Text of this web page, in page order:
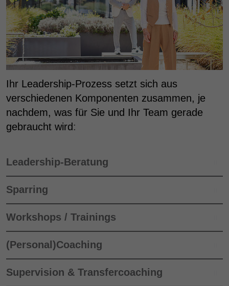
Ihr Leadership-Prozess setzt sich aus
verschiedenen Komponenten zusammen, je
nachdem, was für Sie und Ihr Team gerade
gebraucht wird :
Leadership-Beratung
Sparring
Workshops / Trainings
(Personal)Coaching
Supervision & Transfercoaching